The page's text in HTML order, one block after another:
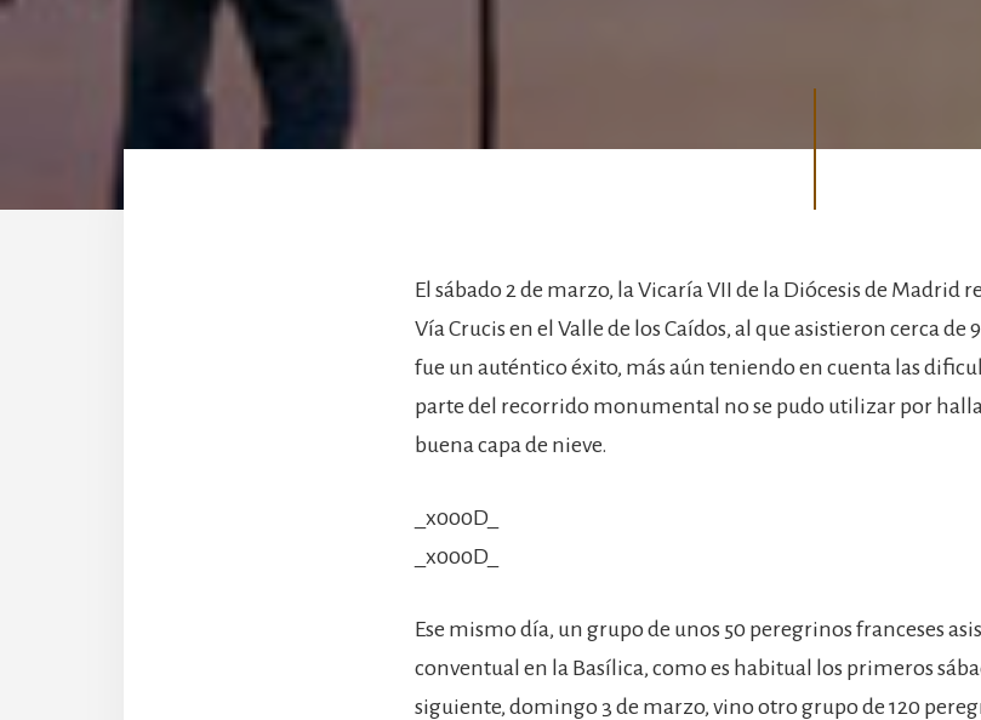
El sábado 2 de marzo, la Vicaría VII de la Diócesis de Madrid
Vía Crucis en el Valle de los Caídos, al que asistieron cerca de
fue un auténtico éxito, más aún teniendo en cuenta las
parte del recorrido monumental no se pudo utilizar por
buena capa de nieve.
_x000D_
_x000D_
Ese mismo día, un grupo de unos 50 peregrinos franceses
conventual en la Basílica, como es habitual los primeros
siguiente, domingo 3 de marzo, vino otro grupo de 120